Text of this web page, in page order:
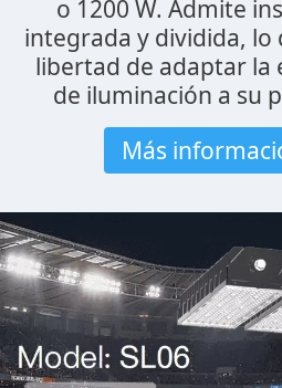
o 1200 W. Admite
integrada y dividida, lo
libertad de adaptar la
de iluminación a su
Más